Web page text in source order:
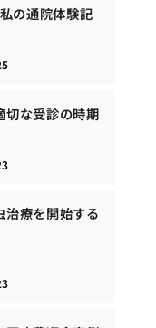
の通院体験記
切な受診の時期
療を開始する